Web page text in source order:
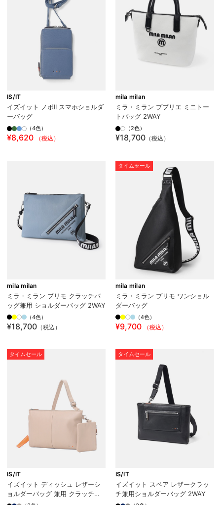
IS/IT
イズイット ノボII スマホショルダ
ーバッグ
（4色）
¥8,620 （税込）
mila milan
ミラ・ミラン ププリエ ミニトー
トバッグ 2WAY
（2色）
¥18,700（税込）
mila milan
ミラ・ミラン プリモ クラッチバ
ッグ兼用 ショルダーバッグ 2WAY
（4色）
¥18,700 （税込）
タイムセール
mila milan
ミラ・ミラン プリモ ワンショル
ダーバッグ
（4色）
¥9,700 （税込）
タイムセール
IS/IT
イズイット ディッシュ レザーシ
ョルダーバッグ 兼用 クラッチバ
ッグ B5
タイムセール
IS/IT
イズイット スペア レザークラッ
チ兼用ショルダーバッグ 2WAY